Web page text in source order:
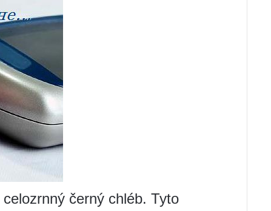
celozrnný černý chléb. Tyto